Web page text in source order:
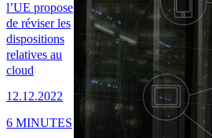
l’UE propose
de réviser les
dispositions
relatives au
cloud
12.12.2022
6 MINUTES